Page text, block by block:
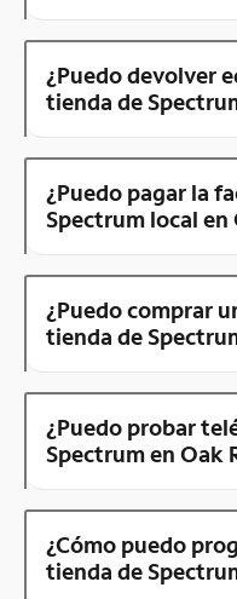
¿Puedo devolver
tienda de
¿Puedo pagar la
Spectrum local en
¿Puedo comprar
tienda de
¿Puedo probar
Spectrum en Oak
¿Cómo puedo
tienda de